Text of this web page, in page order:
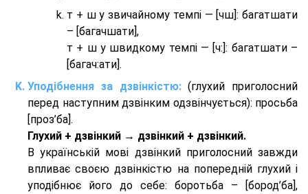
т + ш у звичайному темпі — [чш]: багатшати
– [багачшати],
т + ш у швидкому темпі — [ч:]: багатшати –
[багач:ати].
Уподібнення за дзвінкістю:(глухий приголосний
перед наступним дзвінким одзвінчується): просьба
[проз’ба].
Глухий + дзвінкий → дзвінкий + дзвінкий.
В українській мові дзвінкий приголосний завжди
впливає своєю дзвінкістю на попередній глухий і
уподібнює його до себе: боротьба – [бород’ба],